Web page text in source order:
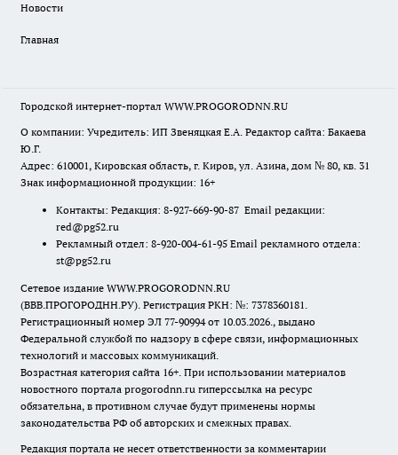
Новости
Главная
Городской интернет-портал WWW.PROGORODNN.RU
О компании: Учредитель: ИП Звеняцкая Е.А. Редактор сайта: Бакаева
Ю.Г.
Адрес: 610001, Кировская область, г. Киров, ул. Азина, дом № 80, кв. 31
Знак информационной продукции: 16+
Контакты: Редакция: 8-927-669-90-87 Email редакции:
red@pg52.ru
Рекламный отдел: 8-920-004-61-95 Email рекламного отдела:
st@pg52.ru
Сетевое издание WWW.PROGORODNN.RU
(ВВВ.ПРОГОРОДНН.РУ). Регистрация РКН: №: 7378360181.
Регистрационный номер ЭЛ 77-90994 от 10.03.2026., выдано
Федеральной службой по надзору в сфере связи, информационных
технологий и массовых коммуникаций.
Возрастная категория сайта 16+. При использовании материалов
новостного портала progorodnn.ru гиперссылка на ресурс
обязательна, в противном случае будут применены нормы
законодательства РФ об авторских и смежных правах.
Редакция портала не несет ответственности за комментарии